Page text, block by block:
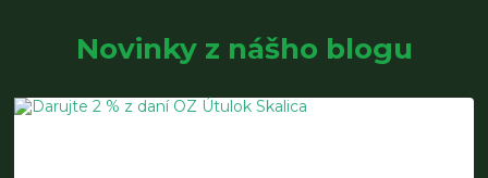
Novinky z nášho blogu